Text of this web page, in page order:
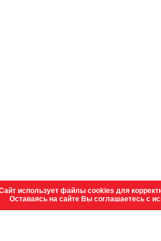
использует файлы cookies для
Оставаясь на сайте Вы соглашаетесь с